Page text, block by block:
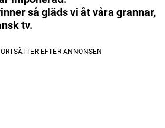
så gläds vi åt våra grannar,
tv.